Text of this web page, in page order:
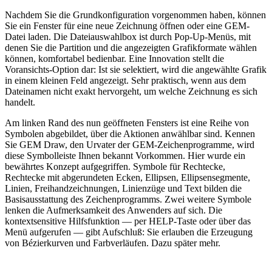
Nachdem Sie die Grundkonfiguration vorgenommen haben, können
Sie ein Fenster für eine neue Zeichnung öffnen oder eine GEM-
Datei laden. Die Dateiauswahlbox ist durch Pop-Up-Menüs, mit
denen Sie die Partition und die angezeigten Grafikformate wählen
können, komfortabel bedienbar. Eine Innovation stellt die
Voransichts-Option dar: Ist sie selektiert, wird die angewählte Grafik
in einem kleinen Feld angezeigt. Sehr praktisch, wenn aus dem
Dateinamen nicht exakt hervorgeht, um welche Zeichnung es sich
handelt.
Am linken Rand des nun geöffneten Fensters ist eine Reihe von
Symbolen abgebildet, über die Aktionen anwählbar sind. Kennen
Sie GEM Draw, den Urvater der GEM-Zeichenprogramme, wird
diese Symbolleiste Ihnen bekannt Vorkommen. Hier wurde ein
bewährtes Konzept aufgegriffen. Symbole für Rechtecke,
Rechtecke mit abgerundeten Ecken, Ellipsen, Ellipsensegmente,
Linien, Freihandzeichnungen, Linienzüge und Text bilden die
Basisausstattung des Zeichenprogramms. Zwei weitere Symbole
lenken die Aufmerksamkeit des Anwenders auf sich. Die
kontextsensitive Hilfsfunktion — per HELP-Taste oder über das
Menü aufgerufen — gibt Aufschluß: Sie erlauben die Erzeugung
von Bézierkurven und Farbverläufen. Dazu später mehr.